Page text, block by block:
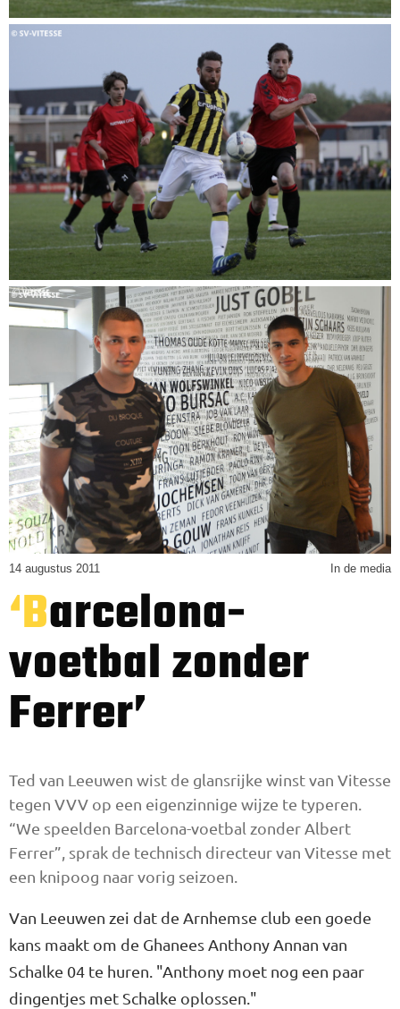
14 augustus 2011 In de media
‘Barcelona-
voetbal zonder
Ferrer’
Ted van Leeuwen wist de glansrijke winst van Vitesse
tegen VVV op een eigenzinnige wijze te typeren.
“We speelden Barcelona-voetbal zonder Albert
Ferrer”, sprak de technisch directeur van Vitesse met
een knipoog naar vorig seizoen.
Van Leeuwen zei dat de Arnhemse club een goede
kans maakt om de Ghanees Anthony Annan van
Schalke 04 te huren. "Anthony moet nog een paar
dingentjes met Schalke oplossen."